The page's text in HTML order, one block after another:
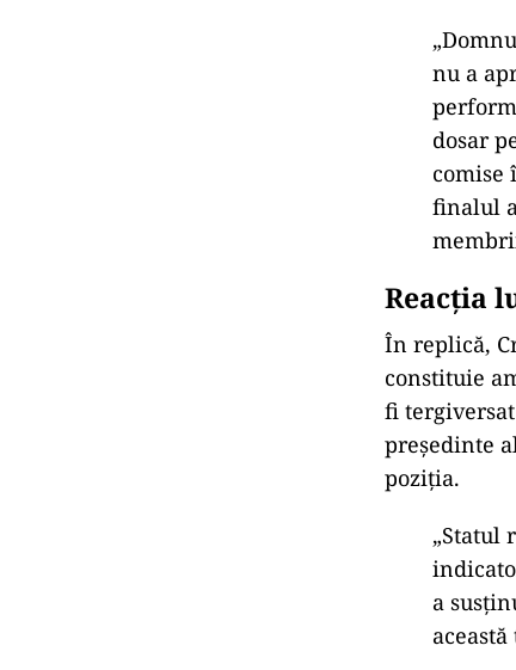
nu a
dosar
comise
finalul
Reacția
În replică,
constituie
fi
președinte
poziția.
„Statul
a